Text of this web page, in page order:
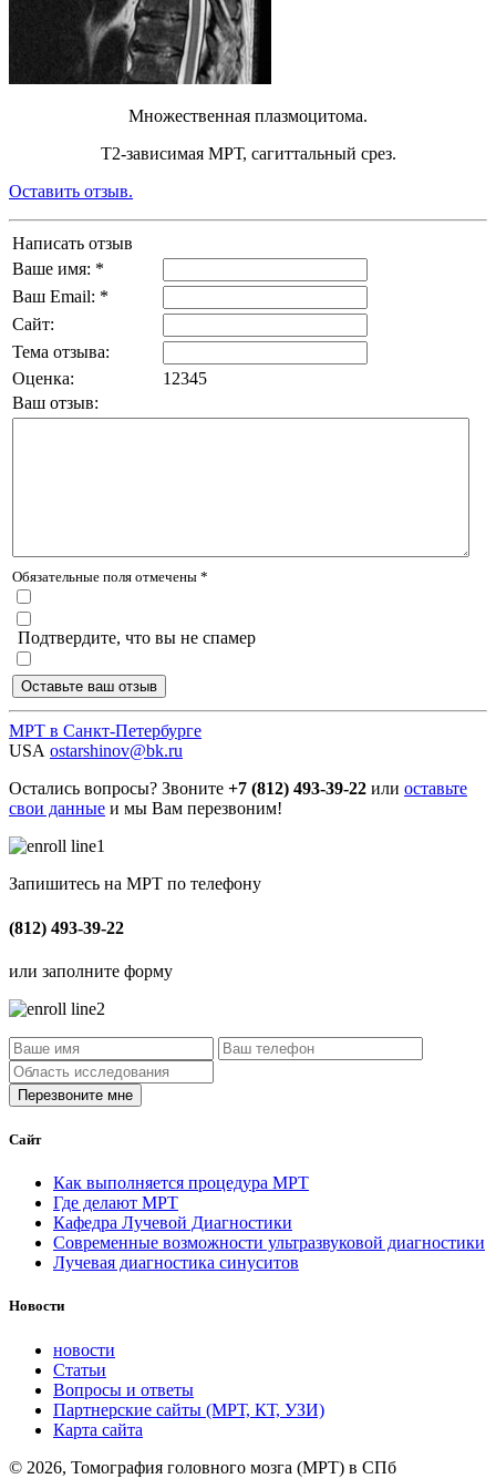
Множественная плазмоцитома.
Т2-зависимая МРТ, сагиттальный срез.
Оставить отзыв.
Написать отзыв
Ваше имя: *
Ваш Email: *
Сайт:
Тема отзыва:
Оценка:
1 2345
Ваш отзыв:
Обязательные поля отмечены *
Подтвердите, что вы не спамер
МРТ в Санкт-Петербурге
USA ostarshinov@bk.ru
Остались вопросы? Звоните +7 (812) 493-39-22 или оставьте
свои данные и мы Вам перезвоним!
Запишитесь на МРТ по телефону
(812) 493-39-22
или заполните форму
Сайт
Как выполняется процедура МРТ
Где делают МРТ
Кафедра Лучевой Диагностики
Современные возможности ультразвуковой диагностики
Лучевая диагностика синуситов
Новости
новости
Статьи
Вопросы и ответы
Партнерские сайты (МРТ, КТ, УЗИ)
Карта сайта
© 2026, Томография головного мозга (МРТ) в СПб